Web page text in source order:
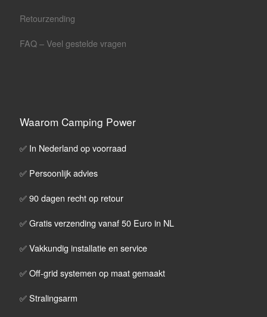
Retourzending
FAQ – Veel gestelde vragen
Waarom Camping Power
✅ In Nederland op voorraad
✅ Persoonlijk advies
✅ 90 dagen recht op retour
✅ Gratis verzending vanaf 50 Euro in NL
✅ Vakkundig installatie en service
✅ Off-grid systemen op maat gemaakt
✅ Stralingsarm